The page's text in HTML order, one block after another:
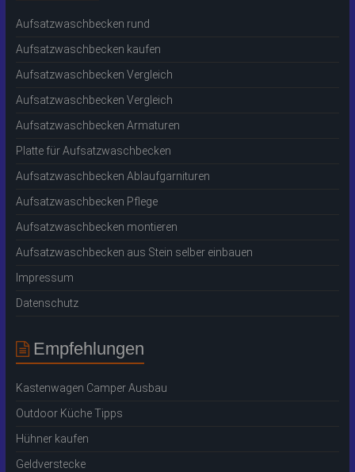
Aufsatzwaschbecken rund
Aufsatzwaschbecken kaufen
Aufsatzwaschbecken Vergleich
Aufsatzwaschbecken Vergleich
Aufsatzwaschbecken Armaturen
Platte für Aufsatzwaschbecken
Aufsatzwaschbecken Ablaufgarnituren
Aufsatzwaschbecken Pflege
Aufsatzwaschbecken montieren
Aufsatzwaschbecken aus Stein selber einbauen
Impressum
Datenschutz
Empfehlungen
Kastenwagen Camper Ausbau
Outdoor Küche Tipps
Hühner kaufen
Geldverstecke